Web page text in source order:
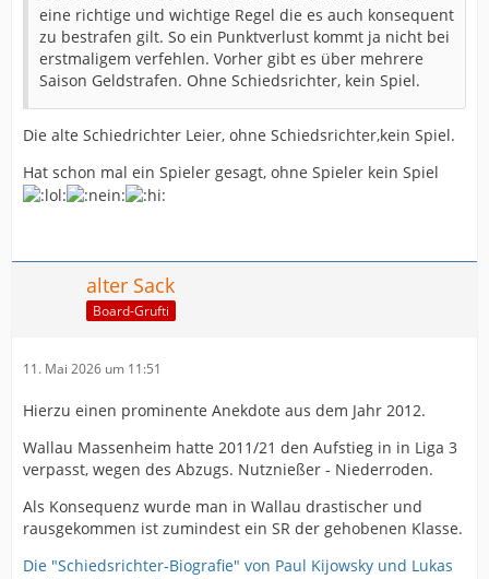
eine richtige und wichtige Regel die es auch konsequent
zu bestrafen gilt. So ein Punktverlust kommt ja nicht bei
erstmaligem verfehlen. Vorher gibt es über mehrere
Saison Geldstrafen. Ohne Schiedsrichter, kein Spiel.
Die alte Schiedrichter Leier, ohne Schiedsrichter,kein Spiel.
Hat schon mal ein Spieler gesagt, ohne Spieler kein Spiel
alter Sack
Board-Grufti
11. Mai 2026 um 11:51
Hierzu einen prominente Anekdote aus dem Jahr 2012.
Wallau Massenheim hatte 2011/21 den Aufstieg in in Liga 3
verpasst, wegen des Abzugs. Nutznießer - Niederroden.
Als Konsequenz wurde man in Wallau drastischer und
rausgekommen ist zumindest ein SR der gehobenen Klasse.
Die "Schiedsrichter-Biografie" von Paul Kijowsky und Lukas